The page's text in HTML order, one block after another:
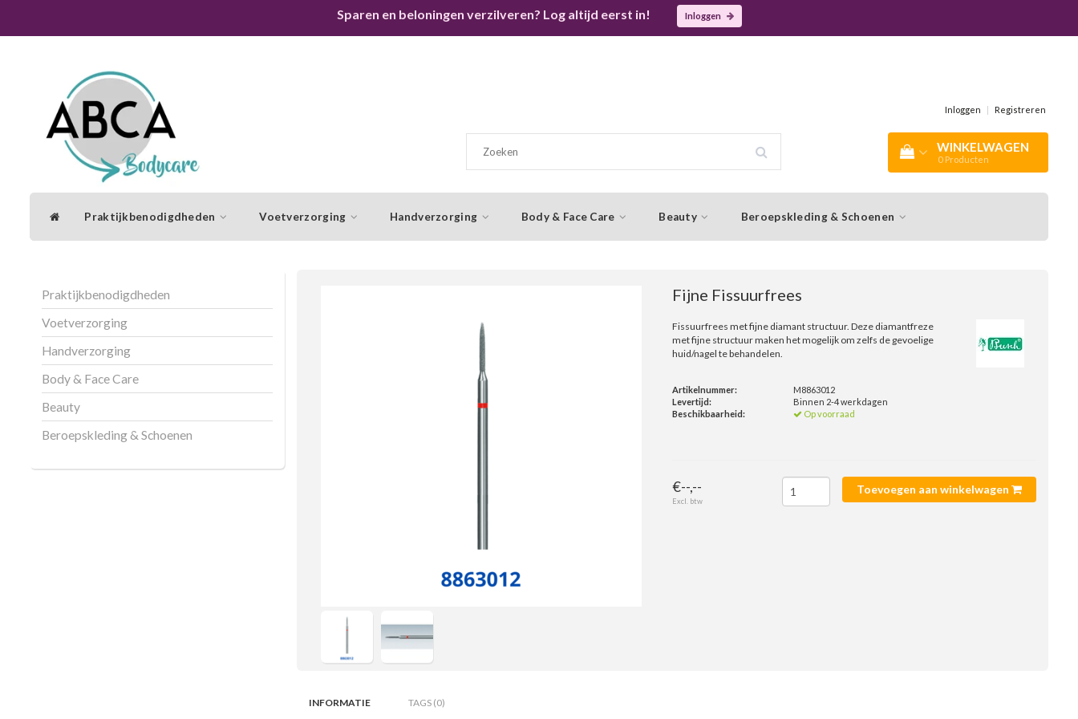
Sparen en beloningen verzilveren? Log altijd eerst in! Inloggen
Inloggen | Registreren
WINKELWAGEN
0 Producten
Praktijkbenodigdheden Voetverzorging Handverzorging Body & Face Care Beauty Beroepskleding & Schoenen
Praktijkbenodigdheden
Voetverzorging
Handverzorging
Body & Face Care
Beauty
Beroepskleding & Schoenen
Fijne Fissuurfrees
Fissuurfrees met fijne diamant structuur. Deze diamantfreze
met fijne structuur maken het mogelijk om zelfs de gevoelige
huid/nagel te behandelen.
Artikelnummer:
M8863012
Levertijd:
Binnen 2-4 werkdagen
Beschikbaarheid:
Op voorraad
€--,--
Excl. btw
Toevoegen aan winkelwagen
INFORMATIE TAGS (0)